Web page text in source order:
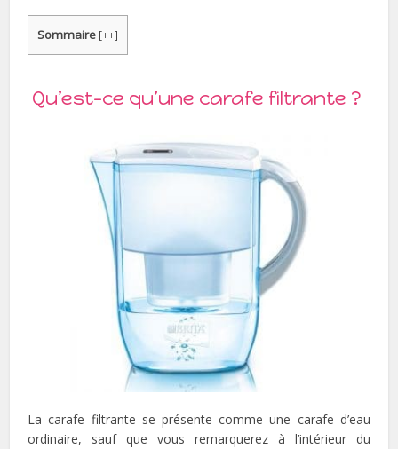
Sommaire [++]
Qu’est-ce qu’une carafe filtrante ?
La carafe filtrante se présente comme une carafe d’eau
ordinaire, sauf que vous remarquerez à l’intérieur du